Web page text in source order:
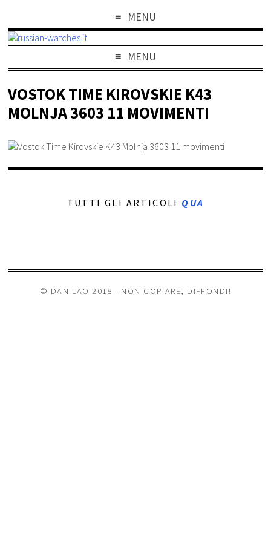
MENU
MENU
VOSTOK TIME KIROVSKIE K43
MOLNJA 3603 11 MOVIMENTI
TUTTI GLI ARTICOLI QUA
© DANILAO 2018 - NON COPIARE, DIFFONDI!